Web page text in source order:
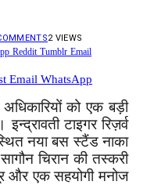
2 VIEWS
Reddit Tumblr Email
Email WhatsApp
को एक बड़ी
टाइगर रिज़र्व
नया बस स्टैंड नाका
चिरान की तस्करी
और एक सहयोगी मनोज